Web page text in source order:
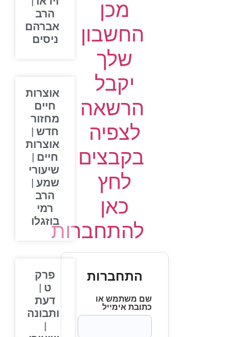
מכן
החשבון
שלך
יקבל
הרשאה
לצפיה
בקבצים
לחץ
כאן
להתחברות
התחברות
שם משתמש או
כתובת אימייל
הרב
אברהם
ניסים
אוצרות
חיים
מחזור
חדש |
אוצרות
חיים |
שיעורי
שמע |
הרב
רמי
בוזגלו
פרק
ט |
דעת
ותבונה